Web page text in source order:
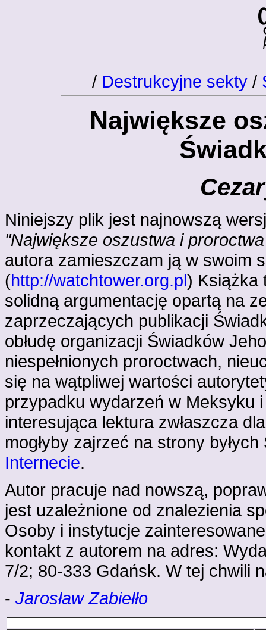
/ Destrukcyjne sekty/
Największe
Niniejszy plik jest najnowszą
"Największe oszustwa i
autora zamieszczam ją w swoim
(http://watchtower.org.pl) Książka
solidną argumentację opartą na
zaprzeczających publikacji
obłudę organizacji Świadków
niespełnionych proroctwach,
się na wątpliwej wartości
przypadku wydarzeń w Meksyku
interesująca lektura zwłaszcza
mogłyby zajrzeć na strony
Internecie.
Autor pracuje nad nowszą,
jest uzależnione od znalezienia
Osoby i instytucje
kontakt z autorem na adres:
7/2; 80-333 Gdańsk. W tej chwili
- Jarosław Zabiełło